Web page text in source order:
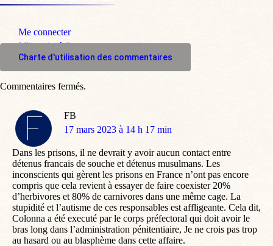
Me connecter
M'inscrire à l'espace commentaire
Charte d'utilisation des commentaires
FB
dit
17 mars 2023 à 14 h 17 min
Dans les prisons, il ne devrait y avoir aucun contact entre
détenus francais de souche et détenus musulmans. Les
inconscients qui gèrent les prisons en France n’ont pas encore
compris que cela revient à essayer de faire coexister 20%
d’herbivores et 80% de carnivores dans une même cage. La
stupidité et l’autisme de ces responsables est affligeante. Cela dit,
Colonna a été executé par le corps préfectoral qui doit avoir le
bras long dans l’administration pénitentiaire, Je ne crois pas trop
au hasard ou au blasphème dans cette affaire.
Commentaires fermés.